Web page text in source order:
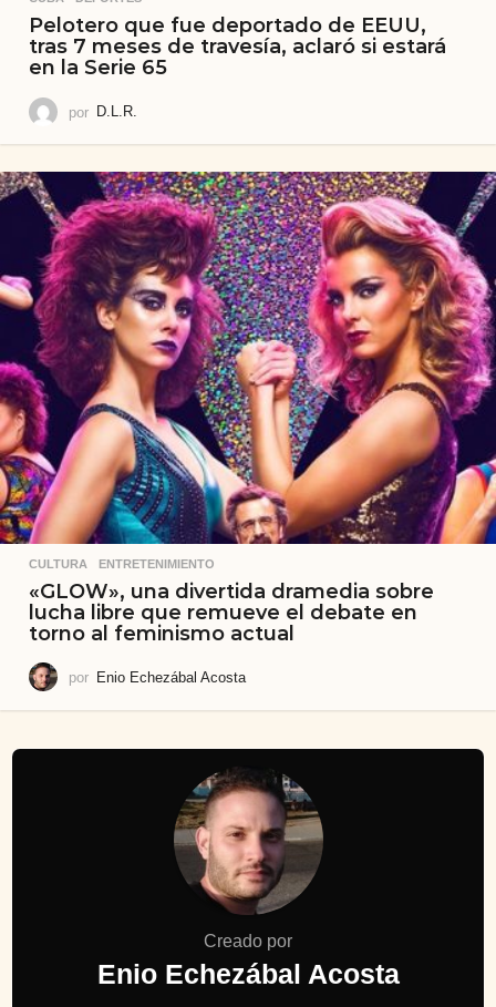
Pelotero que fue deportado de EEUU,
tras 7 meses de travesía, aclaró si estará
en la Serie 65
por D.L.R.
CULTURA ,ENTRETENIMIENTO
«GLOW», una divertida dramedia sobre
lucha libre que remueve el debate en
torno al feminismo actual
por Enio Echezábal Acosta
Creado por
Enio Echezábal Acosta